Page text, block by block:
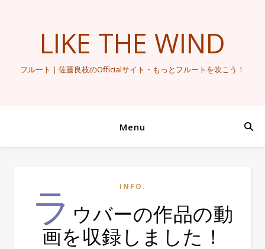
LIKE THE WIND
フルート｜佐藤良枝のOfficialサイト・もっとフルートを吹こう！
Menu
INFO.
ラ ウバーの作品の動
画を収録しました！